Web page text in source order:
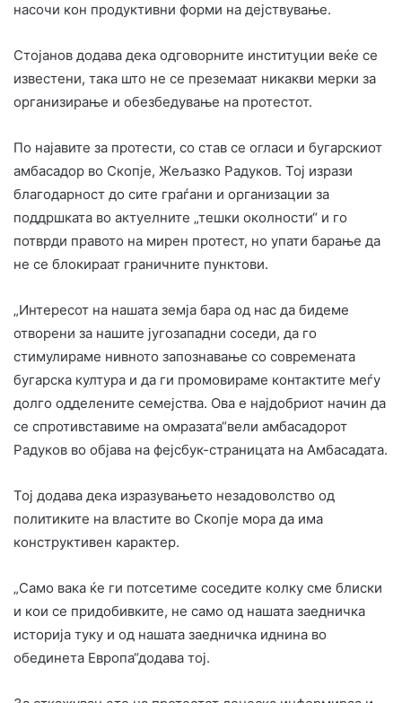
насочи кон продуктивни форми на дејствување.
Стојанов додава дека одговорните институции веќе се
известени, така што не се преземаат никакви мерки за
организирање и обезбедување на протестот.
По најавите за протести, со став се огласи и бугарскиот
амбасадор во Скопје, Жељазко Радуков. Тој изрази
благодарност до сите граѓани и организации за
поддршката во актуелните „тешки околности“ и го
потврди правото на мирен протест, но упати барање да
не се блокираат граничните пунктови.
„Интересот на нашата земја бара од нас да бидеме
отворени за нашите југозападни соседи, да го
стимулираме нивното запознавање со современата
бугарска култура и да ги промовираме контактите меѓу
долго одделените семејства. Ова е најдобриот начин да
се спротивставиме на омразата“вели амбасадорот
Радуков во објава на фејсбук-страницата на Амбасадата.
Тој додава дека изразувањето незадоволство од
политиките на властите во Скопје мора да има
конструктивен карактер.
„Само вака ќе ги потсетиме соседите колку сме блиски
и кои се придобивките, не само од нашата заедничка
историја туку и од нашата заедничка иднина во
обединета Европа“додава тој.